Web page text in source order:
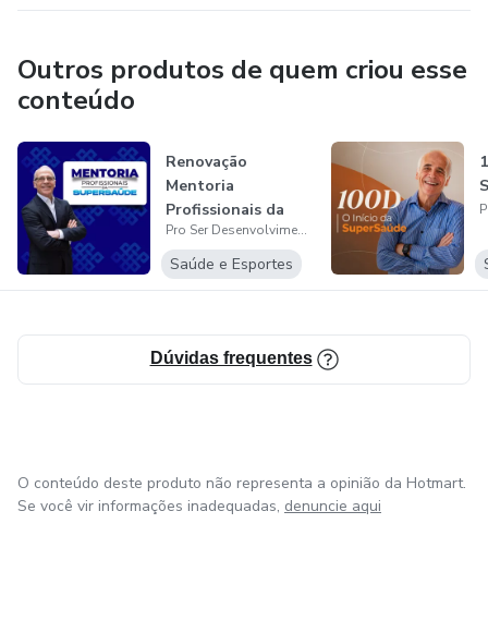
Outros produtos de quem criou esse
conteúdo
Renovação
Mentoria
Profissionais da
Supersaúde
Pro Ser Desenvolvimento Humano Ltda.
Saúde e Esportes
Dúvidas frequentes
O conteúdo deste produto não representa a opinião da Hotmart.
Se você vir informações inadequadas, denuncie aqui